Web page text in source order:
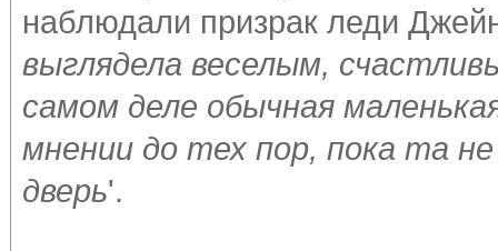
наблюдали призрак леди
выглядела веселым,
самом деле обычная
мнении до тех пор, пока та
дверь'.